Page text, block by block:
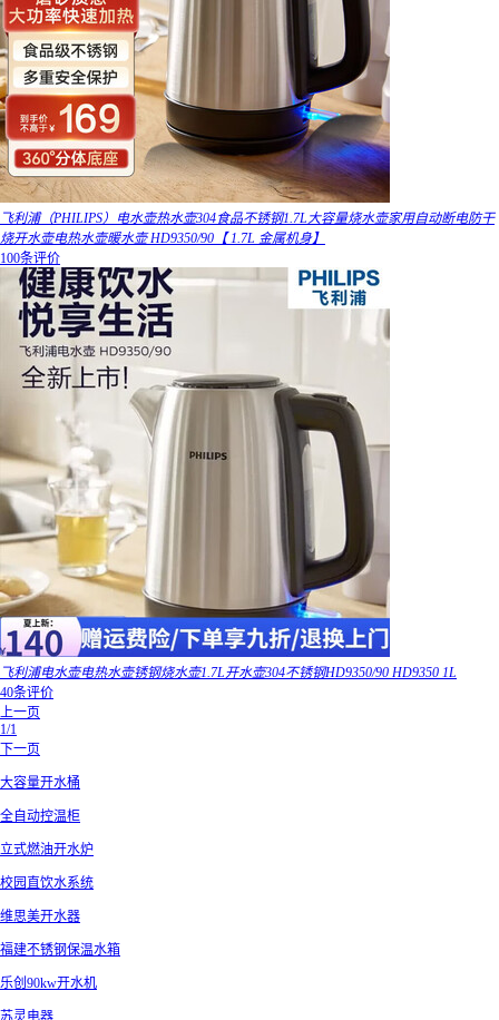
飞利浦（PHILIPS）电水壶热水壶304食品不锈钢1.7L大容量烧水壶家用自动断电防干
烧开水壶电热水壶暖水壶 HD9350/90【 1.7L 金属机身】
100条评价
飞利浦电水壶电热水壶锈钢烧水壶1.7L开水壶304不锈钢HD9350/90 HD9350 1L
40条评价
上一页
1/1
下一页
大容量开水桶
全自动控温柜
立式燃油开水炉
校园直饮水系统
维思美开水器
福建不锈钢保温水箱
乐创90kw开水机
苏灵电器